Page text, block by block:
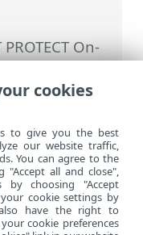
PROTECT On-
>
en charge>
cookies
to give you the best
our website traffic,
You can agree to the
"Accept all and close",
by choosing "Accept
cookie settings by
have the right to
cookie preferences